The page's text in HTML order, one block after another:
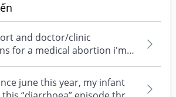
and doctor/clinic
for a medical abortion i'm
june this year, my infant